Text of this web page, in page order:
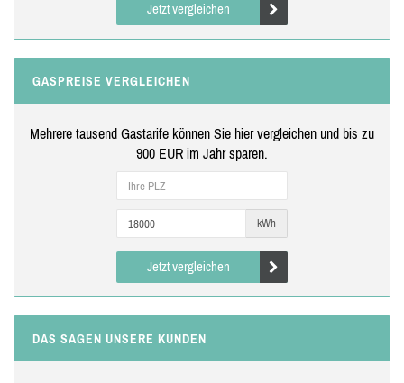
Jetzt vergleichen
GASPREISE VERGLEICHEN
Mehrere tausend Gastarife können Sie hier vergleichen und bis zu
900 EUR im Jahr sparen.
kWh
Jetzt vergleichen
DAS SAGEN UNSERE KUNDEN